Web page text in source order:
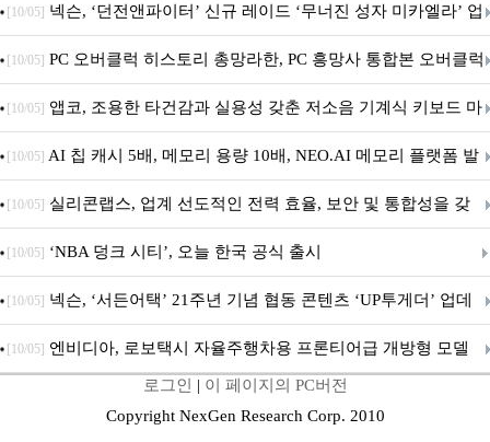
음.ZIP' 이벤트 진행
[10/05] 넥슨, ‘던전앤파이터’ 신규 레이드 ‘무너진 성자 미카엘라’ 업
데이트!
[10/05] PC 오버클럭 히스토리 총망라한, PC 흥망사 통합본 오버클럭
특집(1-4편)
[10/05] 앱코, 조용한 타건감과 실용성 갖춘 저소음 기계식 키보드 마
우스 세트 'KM580' 출시
[10/05] AI 칩 캐시 5배, 메모리 용량 10배, NEO.AI 메모리 플랫폼 발
표
[10/05] 실리콘랩스, 업계 선도적인 전력 효율, 보안 및 통합성을 갖
춘 초저전력 블루투스 LE SoC ‘BG2B’ 공개
[10/05] ‘NBA 덩크 시티’, 오늘 한국 공식 출시
[10/05] 넥슨, ‘서든어택’ 21주년 기념 협동 콘텐츠 ‘UP투게더’ 업데
이트
[10/05] 엔비디아, 로보택시 자율주행차용 프론티어급 개방형 모델
‘알파마요 2 슈퍼’ 상업적 이용 가능
로그인 | 이 페이지의 PC버전
Copyright NexGen Research Corp. 2010